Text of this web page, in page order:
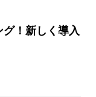
！新しく導入